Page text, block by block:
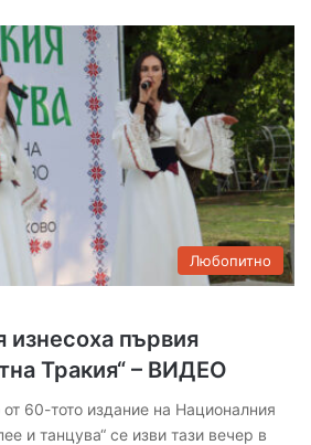
Любопитно
изнесоха първия
Тракия“ – ВИДЕО
60-тото издание на Националния
и танцува“ се изви тази вечер в